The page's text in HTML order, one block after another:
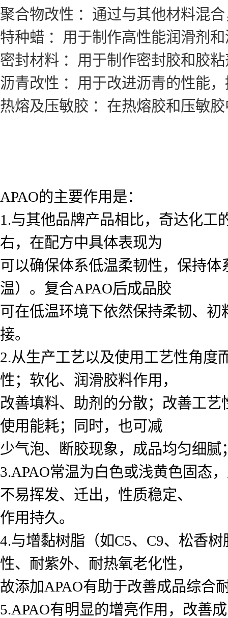
聚合物改性 ：通过与其他材料混
特种蜡 ：用于制作高性能润滑剂
密封材料 ：用于制作密封胶和胶
沥青改性 ：用于改进沥青的性能
热熔及压敏胶 ：在热熔胶和压敏
APAO的主要作用是：
1.与其他品牌产品相比，奇达化
右，在配方中具体表现为
可以确保体系低温柔韧性，保持
温）。复合APAO后成品胶
可在低温环境下依然保持柔韧、
接。
2.从生产工艺以及使用工艺性角度
性；软化、润滑胶料作用，
改善填料、助剂的分散；改善工
使用能耗；同时，也可减
少气泡、断胶现象，成品均匀细
3.APAO常温为白色或浅黄色固态
不易挥发、迁出，性质稳定、
作用持久。
4.与增黏树脂（如C5、C9、松香
性、耐紫外、耐热氧老化性，
故添加APAO有助于改善成品综合
5.APAO有明显的增亮作用，改善